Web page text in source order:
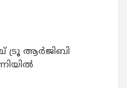
ട്രൂ ആർജിബി